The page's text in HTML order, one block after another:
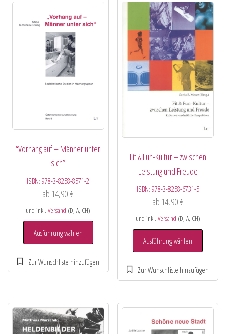
“Vorhang auf – Männer unter
sich”
ISBN:978-3-8258-8571-2
ab 14,90€
und inkl.Versand (D, A, CH)
Ausführung wählen
Fit & Fun-Kultur – zwischen
Leistung und Freude
ISBN: 978-3-8258-6731-5
ab 14,90 €
und inkl. Versand (D, A, CH)
Ausführung wählen